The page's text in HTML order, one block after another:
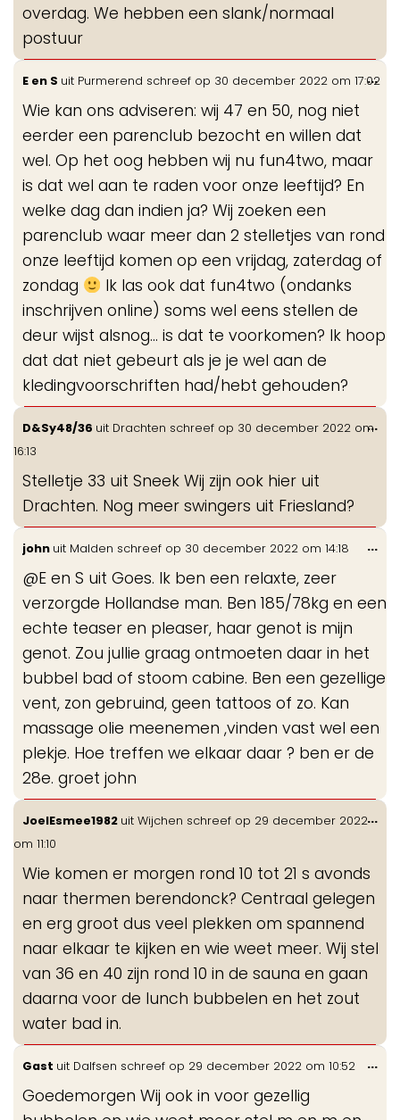
overdag. We hebben een slank/normaal
postuur
E en S uit Purmerend schreef op 30 december 2022 om 17:02
Wie kan ons adviseren: wij 47 en 50, nog niet
eerder een parenclub bezocht en willen dat
wel. Op het oog hebben wij nu fun4two, maar
is dat wel aan te raden voor onze leeftijd? En
welke dag dan indien ja? Wij zoeken een
parenclub waar meer dan 2 stelletjes van rond
onze leeftijd komen op een vrijdag, zaterdag of
zondag
Ik las ook dat fun4two (ondanks
inschrijven online) soms wel eens stellen de
deur wijst alsnog... is dat te voorkomen? Ik hoop
dat dat niet gebeurt als je je wel aan de
kledingvoorschriften had/hebt gehouden?
...
D&Sy48/36 uit Drachten schreef op 30 december 2022 om
16:13
Stelletje 33 uit Sneek Wij zijn ook hier uit
Drachten. Nog meer swingers uit Friesland?
...
john uit Malden schreef op 30 december 2022 om 14:18
@E en S uit Goes. Ik ben een relaxte, zeer
verzorgde Hollandse man. Ben 185/78kg en een
echte teaser en pleaser, haar genot is mijn
genot. Zou jullie graag ontmoeten daar in het
bubbel bad of stoom cabine. Ben een gezellige
vent, zon gebruind, geen tattoos of zo. Kan
massage olie meenemen ,vinden vast wel een
plekje. Hoe treffen we elkaar daar ? ben er de
28e. groet john
...
JoelEsmee1982 uit Wijchen schreef op 29 december 2022
om 11:10
Wie komen er morgen rond 10 tot 21 s avonds
naar thermen berendonck? Centraal gelegen
en erg groot dus veel plekken om spannend
naar elkaar te kijken en wie weet meer. Wij stel
van 36 en 40 zijn rond 10 in de sauna en gaan
daarna voor de lunch bubbelen en het zout
water bad in.
...
Gast uit Dalfsen schreef op 29 december 2022 om 10:52
Goedemorgen Wij ook in voor gezellig
...